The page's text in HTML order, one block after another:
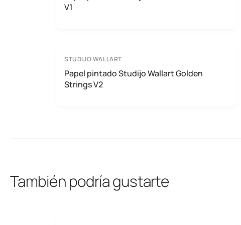
V1
STUDIJO WALLART
Papel pintado Studijo Wallart Golden
Strings V2
También podría gustarte